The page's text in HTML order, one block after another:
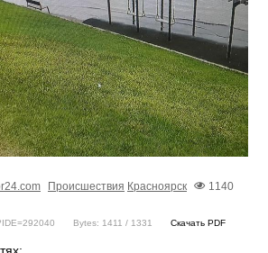
Происшествия Красноярск
1140
Bytes: 1411 / 1331 Скачать PDF